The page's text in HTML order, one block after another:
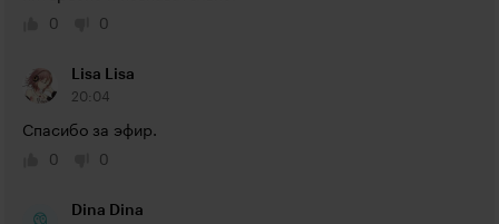
0
0
Lisa Lisa
20:04
Спасибо за эфир.
0
0
Dina Dina